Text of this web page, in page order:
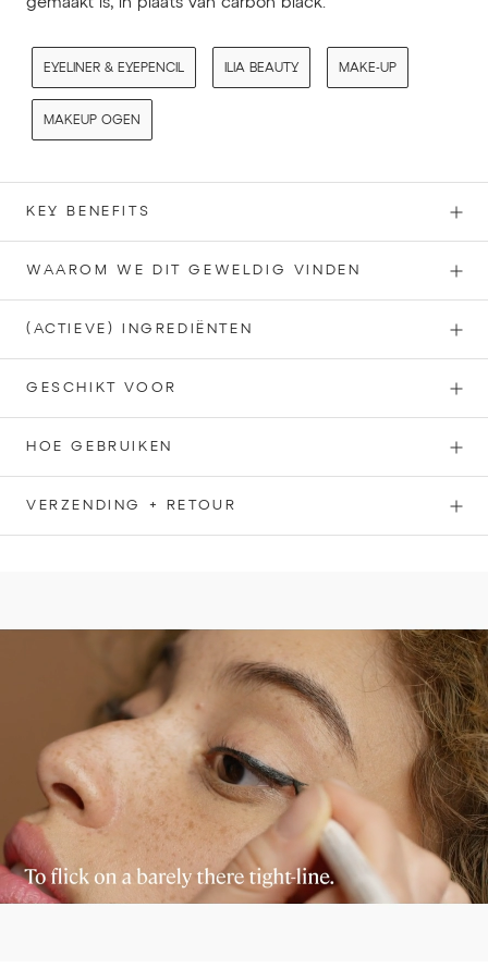
EYELINER & EYEPENCIL ILIA BEAUTY MAKE-UP
MAKEUP OGEN
KEY BENEFITS
WAAROM WE DIT GEWELDIG VINDEN
(ACTIEVE) INGREDIËNTEN
GESCHIKT VOOR
HOE GEBRUIKEN
VERZENDING + RETOUR